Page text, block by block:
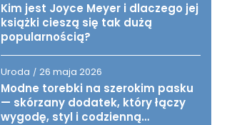
Kim jest Joyce Meyer i dlaczego jej
książki cieszą się tak dużą
popularnością?
Uroda / 26 maja 2026
Modne torebki na szerokim pasku
— skórzany dodatek, który łączy
wygodę, styl i codzienną